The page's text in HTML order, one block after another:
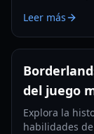
primera
Leer más
del juego
Explora la
habilidades